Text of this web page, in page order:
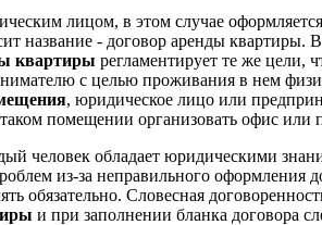
лицом, в этом случае
название - договор аренды квартиры.
квартиры регламентирует те же цели,
с целью проживания в нем
, юридическое лицо или
помещении организовать офис или
человек обладает юридическими
из-за неправильного оформления
обязательно. Словесная
и при заполнении бланка договора